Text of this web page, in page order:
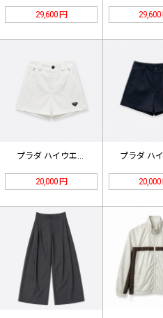
29,600 円 29,600
プラダ ハイウエスト テーラード シ…
20,000 円 20,000